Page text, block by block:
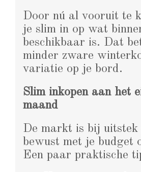
Door nú al vooruit te
je slim in op wat
beschikbaar is. Dat
minder zware
variatie op je bord.
Slim inkopen aan het
maand
De markt is bij uitstek
bewust met je budget
Een paar praktische